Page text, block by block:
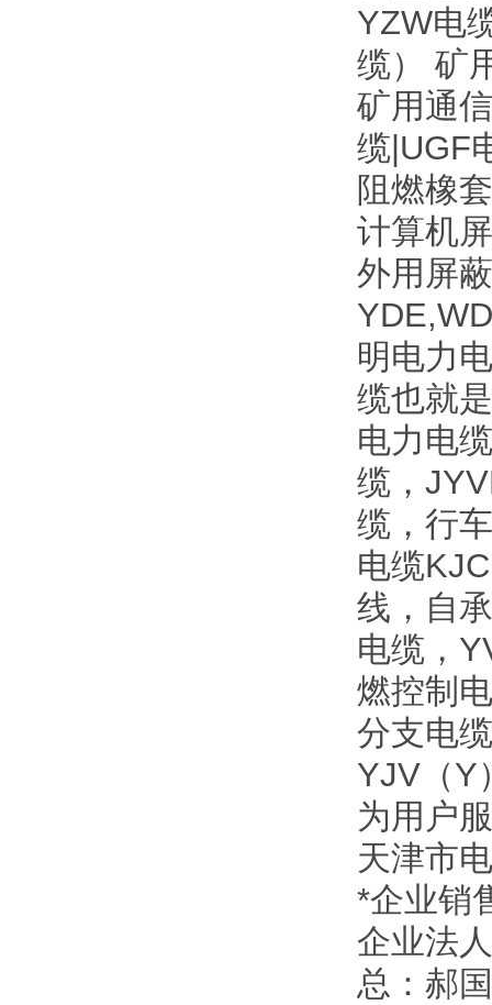
YZW电
缆） 矿
矿用通
缆|UGF
阻燃橡
计算机
外用屏
明电力
缆也就
电力电
缆，
缆，行
电缆
线，自
电缆，
燃控制
分支电
YJV（Y
为用户
天津市
*企业销
企业法
总：郝